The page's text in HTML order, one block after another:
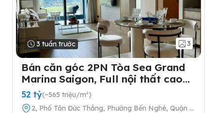
3 tuần trước 3
Bán căn góc 2PN Tòa Sea Grand
Marina Saigon, Full nội thất cao
cấp
52 tỷ(~565 triệu/m²)
2, Phố Tôn Đức Thắng, Phường Bến Nghé, Quận 1,